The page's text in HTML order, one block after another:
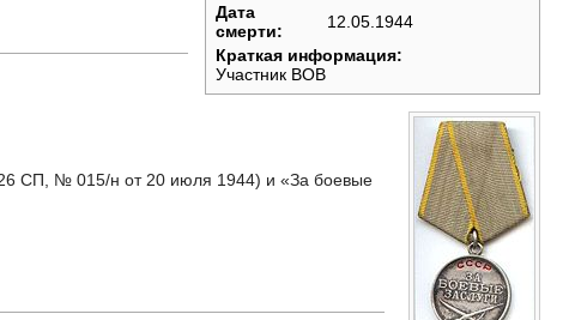
Дата
смерти:
12.05.1944
Краткая информация:
Участник ВОВ
СП, № 015/н от 20 июля 1944) и «За боевые